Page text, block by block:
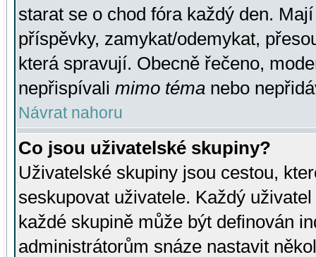
starat se o chod fóra každý den.
příspěvky, zamykat/odemykat,
která spravují. Obecně řečeno,
nepřispívali mimo téma nebo
Návrat nahoru
Co jsou uživatelské skupiny?
Uživatelské skupiny jsou cestou,
seskupovat uživatele. Každý
každé skupině může být definován
administrátorům snáze nastavit